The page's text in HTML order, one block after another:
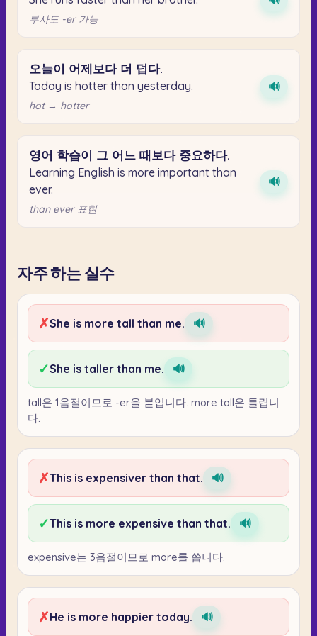
부사도 -er 가능
오늘이 어제보다 더 덥다.
Today is hotter than yesterday.
hot → hotter
🔊
영어 학습이 그 어느 때보다 중요하다.
Learning English is more important than
ever.
than ever 표현
🔊
자주 하는 실수
✗She is more tall than me. 🔊
✓She is taller than me. 🔊
tall은 1음절이므로 -er을 붙입니다. more tall은 틀립니
다.
✗This is expensiver than that. 🔊
✓This is more expensive than that. 🔊
expensive는 3음절이므로 more를 씁니다.
✗He is more happier today. 🔊